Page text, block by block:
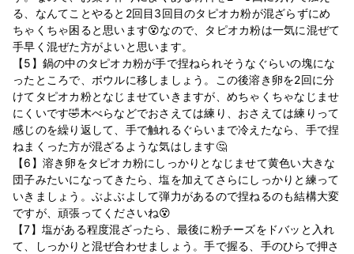
る、なんてことやると2回目3回目のタピオカ粉が混ざらずにめ
ちゃくちゃ困ると思います😵なので、タピオカ粉は一気に混ぜて
手早く混ぜた方がよいと思います。
【5】鍋の中のタピオカ粉が手で捏ねられそうなぐらいの塊にな
ったところで、ボウルに移しましょう。この後溶き卵を2回に分
けてタピオカ粉となじませていきますが、めちゃくちゃなじませ
にくいです🤣木べらなどでおさえては練り、おさえては練りって
感じのを繰り返して、手で触れるぐらいまで冷えたなら、手で捏
ねまくった方が混ざるような気はします🤔
【6】溶き卵をタピオカ粉にしっかりとなじませて黄色い大きな
団子みたいになってきたら、塩を加えてさらにしっかりと練って
いきましょう。ぶよぶよして弾力があるので捏ねるのも結構大変
ですが、頑張ってくださいね😵
【7】塩がある程度混ざったら、最後に粉チーズをドバッと入れ
て、しっかりと混ぜ合わせましょう。手で握る、手のひらで押さ